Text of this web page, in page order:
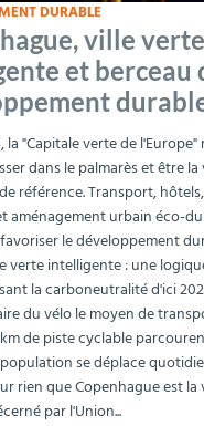
DURABLE
ville verte
et berceau
la "Capitale verte de
dans le palmarès et être
référence. Transport,
aménagement urbain éco-
le développement
verte intelligente : une
la carboneutralité d'ici
du vélo le moyen de
de piste cyclable
se déplace
rien que Copenhague est la
par l'Union...